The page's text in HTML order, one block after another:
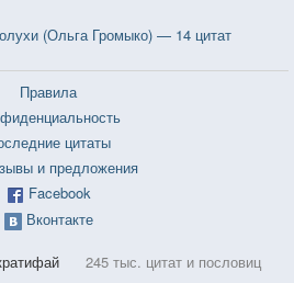
(Ольга Громыко) — 14 цитат
Правила
цитаты
и предложения
Facebook
Вконтакте
245 тыс. цитат и пословиц